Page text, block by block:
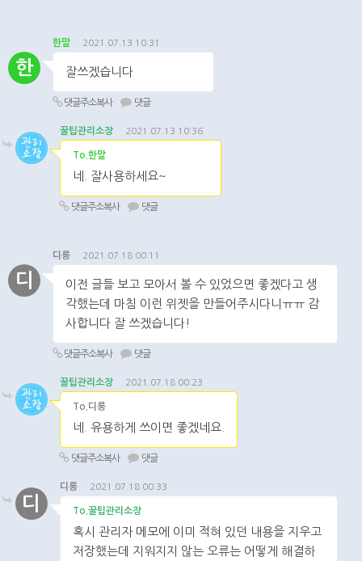
한
한말 2021.07.13 10:31
잘쓰겠습니다
댓글주소복사 댓글
꿀팁관리소장 2021.07.13 10:36
To.한말
네. 잘사용하세요~
댓글주소복사 댓글
디
디롱 2021.07.18 00:11
이전 글들 보고 모아서 볼 수 있었으면 좋겠다고 생
각했는데 마침 이런 위젯을 만들어주시다니ㅠㅠ 감
사합니다 잘 쓰겠습니다!
댓글주소복사 댓글
꿀팁관리소장 2021.07.18 00:23
To.디롱
네. 유용하게 쓰이면 좋겠네요.
댓글주소복사 댓글
디
디롱 2021.07.18 00:33
To.꿀팁관리소장
혹시 관리자 메모에 이미 적혀 있던 내용을 지우고
저장했는데 지워지지 않는 오류는 어떻게 해결하